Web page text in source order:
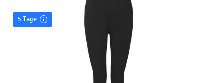
5 Tage